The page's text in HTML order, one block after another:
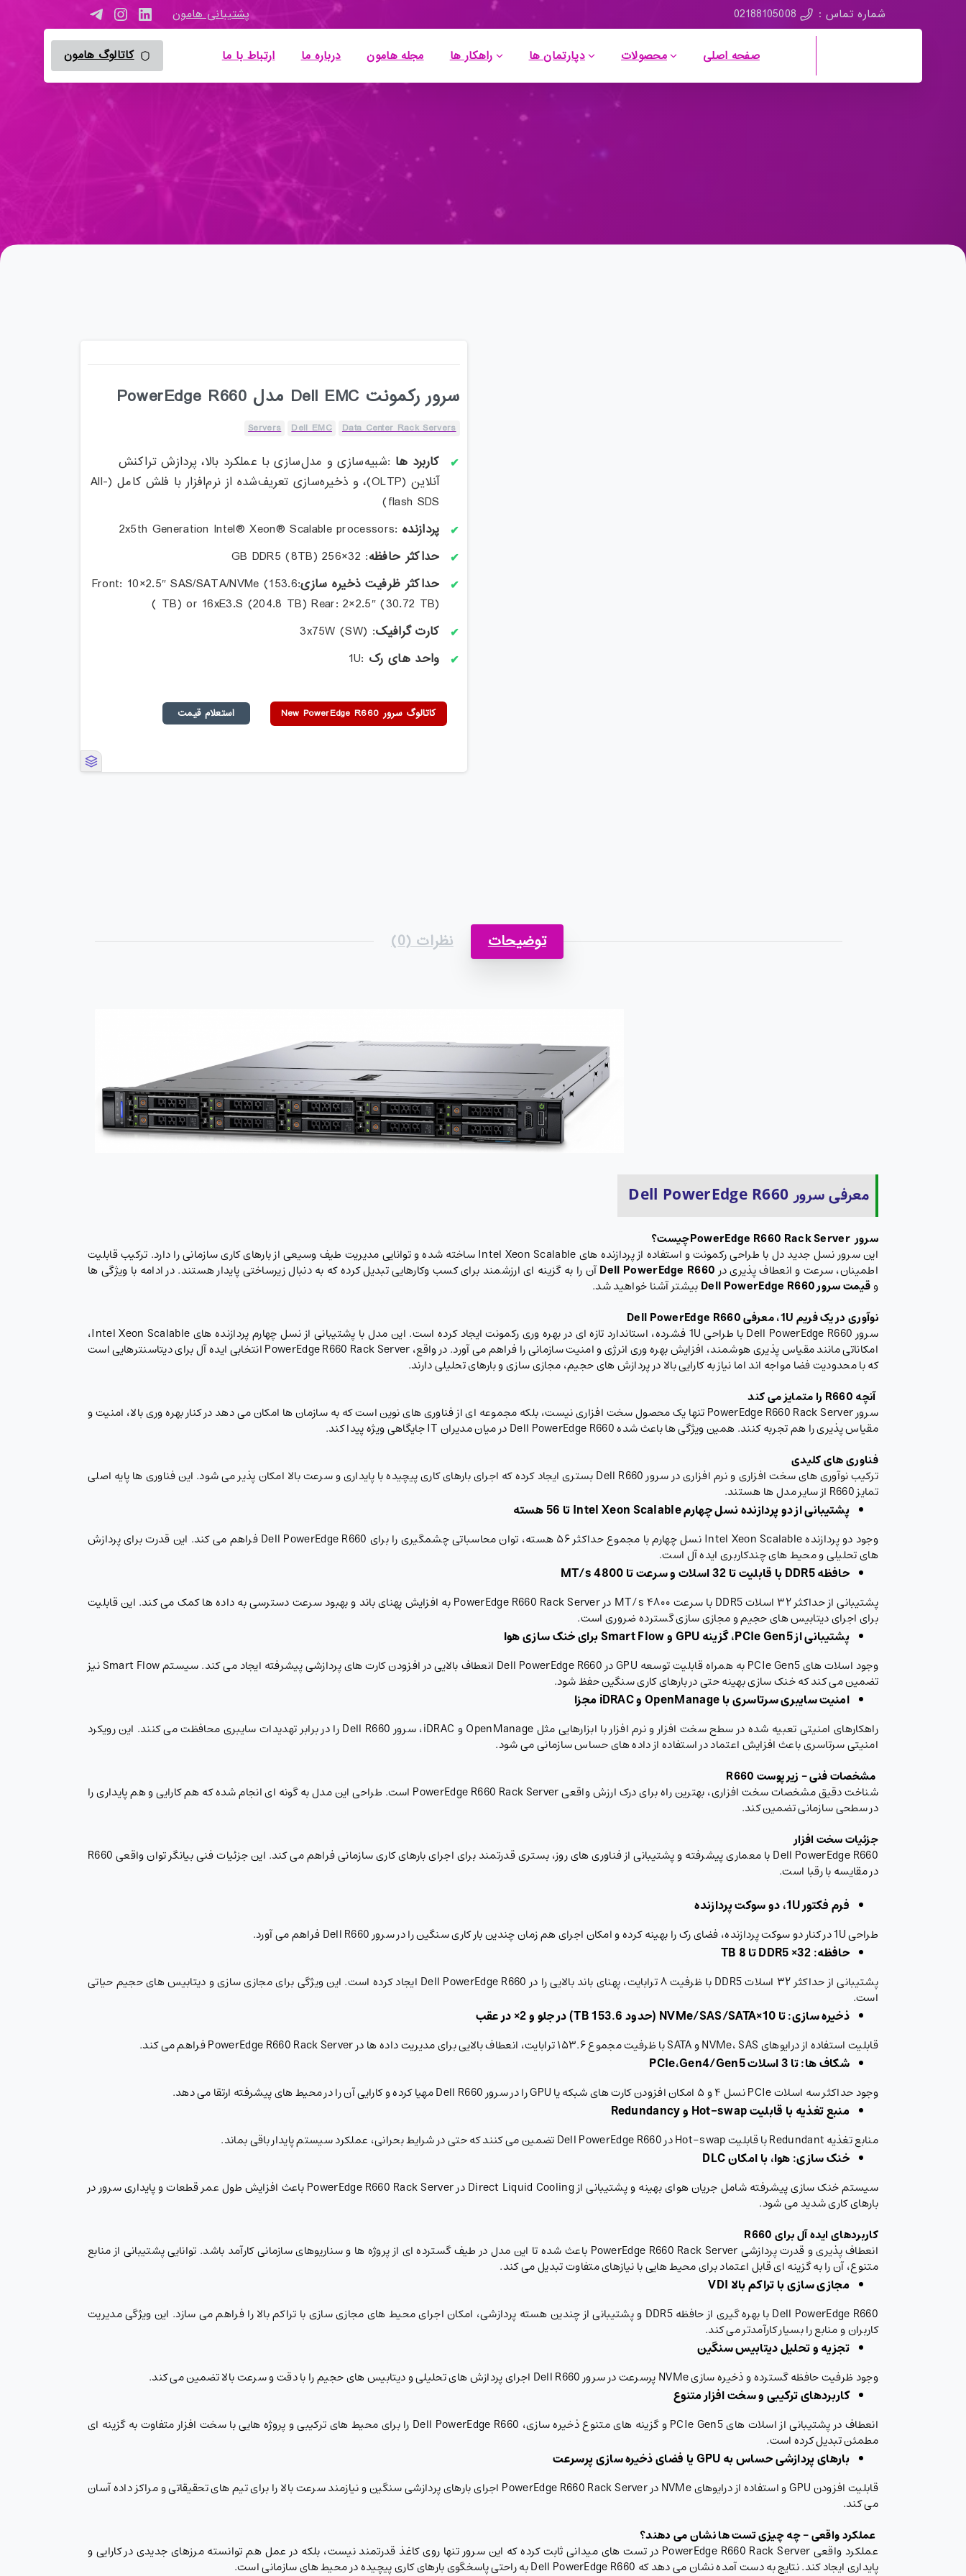
شماره تماس : 02188105008 پشتیبانی هامون
صفحه اصلی محصولات دپارتمان ها راهکار ها مجله هامون درباره ما ارتباط با ما کاتالوگ هامون
سرور رکمونت Dell EMC مدل PowerEdge R660
Data Center Rack Servers
Dell EMC
Servers
کاربرد ها :شبیه‌سازی و مدل‌سازی با عملکرد بالا، پردازش تراکنش
آنلاین (OLTP)، و ذخیره‌سازی تعریف‌شده از نرم‌افزار با فلش کامل (All-
flash SDS)
پردازنده :2x5th Generation Intel® Xeon® Scalable processors
حداکثر حافظه: 32×256 GB DDR5 (8TB)
حداکثر ظرفیت ذخیره سازی :Front: 10×2.5″ SAS/SATA/NVMe (153.6
TB) or 16xE3.S (204.8 TB) Rear: 2×2.5″ (30.72 TB) )
کارت گرافیک: 3x75W (SW)
واحد های رک :1U
کاتالوگ سرور New PowerEdge R660 استعلام قیمت
توضیحات نظرات (0)
معرفی سرور Dell PowerEdge R660
سرورPowerEdge R660 Rack Serverچيست؟
این سرور نسل جدید دل با طراحی رکمونت و استفاده از پردازنده های Intel Xeon Scalable ساخته شده و توانایی مدیریت طیف وسیعی از بارهای کاری سازمانی را دارد. ترکیب قابلیت
اطمینان، سرعت و انعطاف پذیری درDell PowerEdge R660آن را به گزینه ای ارزشمند برای کسب وکارهایی تبدیل کرده که به دنبال زیرساختی پایدار هستند. در ادامه با ویژگی ها
وقیمت سرورDell PowerEdge R660بیشتر آشنا خواهید شد.
نوآوری در یک فریم 1U ، معرفیDell PowerEdge R660
سرور Dell PowerEdge R660 با طراحی 1U فشرده، استاندارد تازه ای در بهره وری رکمونت ایجاد کرده است. این مدل با پشتیبانی از نسل چهارم پردازنده های Intel Xeon Scalable،
امکاناتی مانند مقیاس پذیری هوشمند، افزایش بهره وری انرژی و امنیت سازمانی را فراهم می آورد. در واقع، PowerEdge R660 Rack Server انتخابی ایده آل برای دیتاسنترهایی است
که با محدودیت فضا مواجه اند اما نیاز به کارایی بالا در پردازش های حجیم، مجازی سازی و بارهای تحلیلی دارند.
آنچهR660 را متمایز می کند
سرور PowerEdge R660 Rack Server تنها یک محصول سخت افزاری نیست، بلکه مجموعه ای از فناوری های نوین است که به سازمان ها امکان می دهد در کنار بهره وری بالا، امنیت و
مقیاس پذیری را هم تجربه کنند. همین ویژگی ها باعث شده Dell PowerEdge R660 در میان مدیران IT جایگاهی ویژه پیدا کند.
فناوری های کلیدی
ترکیب نوآوری های سخت افزاری و نرم افزاری در سرور Dell R660 بستری ایجاد کرده که اجرای بارهای کاری پیچیده با پایداری و سرعت بالا امکان پذیر می شود. این فناوری ها پایه اصلی
تمایز R660 از سایر مدل ها هستند.
پشتیبانی از دو پردازنده نسل چهارمIntel Xeon Scalable تا 56 هسته
وجود دو پردازنده Intel Xeon Scalable نسل چهارم با مجموع حداکثر ۵۶ هسته، توان محاسباتی چشمگیری را برای Dell PowerEdge R660 فراهم می کند. این قدرت برای پردازش
های تحلیلی و محیط های چندکاربری ایده آل است.
حافظه با قابلیت تا 32 اسلات و سرعت تا 4800 MT/s
پشتیبانی از حداکثر ۳۲ اسلات DDR5 با سرعت ۴۸۰۰ MT/s در PowerEdge R660 Rack Server به افزایش پهنای باند و بهبود سرعت دسترسی به داده ها کمک می کند. این قابلیت
برای اجرای دیتابیس های حجیم و مجازی سازی گسترده ضروری است.
پشتیبانی ازPCIe Gen5 ، گزینه وSmart Flow برای خنک سازی هوا
وجود اسلات های PCIe Gen5 به همراه قابلیت توسعه GPU در Dell PowerEdge R660 انعطاف بالایی در افزودن کارت های پردازشی پیشرفته ایجاد می کند. سیستم Smart Flow نیز
تضمین می کند که خنک سازی بهینه حتی در بارهای کاری سنگین حفظ شود.
امنیت سایبری سرتاسری با وiDRAC مجزا
راهکارهای امنیتی تعبیه شده در سطح سخت افزار و نرم افزار با ابزارهایی مثل OpenManage و iDRAC، سرور Dell R660 را در برابر تهدیدات سایبری محافظت می کنند. این رویکرد
امنیتی سرتاسری باعث افزایش اعتماد در استفاده از داده های حساس سازمانی می شود.
مشخصات فنی – زیر پوستR660
شناخت دقیق مشخصات سخت افزاری، بهترین راه برای درک ارزش واقعی PowerEdge R660 Rack Server است. طراحی این مدل به گونه ای انجام شده که هم کارایی و هم پایداری را
در سطحی سازمانی تضمین کند.
جزئیات سخت افزار
Dell PowerEdge R660 با معماری پیشرفته و پشتیبانی از فناوری های روز، بستری قدرتمند برای اجرای بارهای کاری سازمانی فراهم می کند. این جزئیات فنی بیانگر توان واقعی R660
در مقایسه با رقبا است.
فرم فکتور 1U ، دو سوکت پردازنده
طراحی 1U در کنار دو سوکت پردازنده، فضای رک را بهینه کرده و امکان اجرای هم زمان چندین بار کاری سنگین را در سرور Dell R660 فراهم می آورد.
حافظه: 32 × DDR5 تا 8
پشتیبانی از حداکثر ۳۲ اسلات DDR5 با ظرفیت ۸ ترابایت، پهنای باند بالایی را در Dell PowerEdge R660 ایجاد کرده است. این ویژگی برای مجازی سازی و دیتابیس های حجیم حیاتی
است.
ذخیره سازی: تا 10 ×NVMe/SAS/SATA ( حدود 153.6 TB) در جلو و 2× در عقب
قابلیت استفاده از درایوهای NVMe، SAS و SATA با ظرفیت مجموع ۱۵۳.۶ ترابایت، انعطاف بالایی برای مدیریت داده ها در PowerEdge R660 Rack Server فراهم می کند.
شکاف ها: تا 3 اسلات PCIe ،Gen4/Gen5
وجود حداکثر سه اسلات PCIe نسل ۴ و ۵ امکان افزودن کارت های شبکه یا GPU را در سرور Dell R660 مهیا کرده و کارایی آن را در محیط های پیشرفته ارتقا می دهد.
منبع تغذیه با قابلیت وRedundancy
منابع تغذیه Redundant با قابلیت Hot-swap در Dell PowerEdge R660 تضمین می کنند که حتی در شرایط بحرانی، عملکرد سیستم پایدار باقی بماند.
خنک سازی: هوا، با امکان
سیستم خنک سازی پیشرفته شامل جریان هوای بهینه و پشتیبانی از Direct Liquid Cooling در PowerEdge R660 Rack Server باعث افزایش طول عمر قطعات و پایداری سرور در
بارهای کاری شدید می شود.
کاربردهای ایده آل برایR660
انعطاف پذیری و قدرت پردازشی PowerEdge R660 Rack Server باعث شده تا این مدل در طیف گسترده ای از پروژه ها و سناریوهای سازمانی کارآمد باشد. توانایی پشتیبانی از منابع
متنوع، آن را به گزینه ای قابل اعتماد برای محیط هایی با نیازهای متفاوت تبدیل می کند.
مجازی سازی با تراکم بالا
Dell PowerEdge R660 با بهره گیری از حافظه DDR5 و پشتیبانی از چندین هسته پردازشی، امکان اجرای محیط های مجازی سازی با تراکم بالا را فراهم می سازد. این ویژگی مدیریت
کاربران و منابع را بسیار کارآمدتر می کند.
تجزیه و تحلیل دیتابیس سنگین
وجود ظرفیت حافظه گسترده و ذخیره سازی NVMe پرسرعت در سرور Dell R660 اجرای پردازش های تحلیلی و دیتابیس های حجیم را با دقت و سرعت بالا تضمین می کند.
کاربردهای ترکیبی و سخت افزار متنوع
انعطاف در پشتیبانی از اسلات های PCIe Gen5 و گزینه های متنوع ذخیره سازی، Dell PowerEdge R660 را برای محیط های ترکیبی و پروژه هایی با سخت افزار متفاوت به گزینه ای
مطمئن تبدیل کرده است.
بارهای پردازشی حساس به یا فضای ذخیره سازی پرسرعت
قابلیت افزودن GPU و استفاده از درایوهای NVMe در PowerEdge R660 Rack Server اجرای بارهای پردازشی سنگین و نیازمند سرعت بالا را برای تیم های تحقیقاتی و مراکز داده آسان
می کند.
عملکرد واقعی – چه چیزی تست ها نشان می دهند؟
عملکرد واقعی PowerEdge R660 Rack Server در تست های میدانی ثابت کرده که این سرور تنها روی کاغذ قدرتمند نیست، بلکه در عمل هم توانسته مرزهای جدیدی در کارایی و
پایداری ایجاد کند. نتایج به دست آمده نشان می دهد که Dell PowerEdge R660 به راحتی پاسخگوی بارهای کاری پیچیده در محیط های سازمانی است.